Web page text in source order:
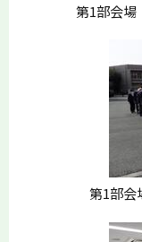
第1部会
第1部